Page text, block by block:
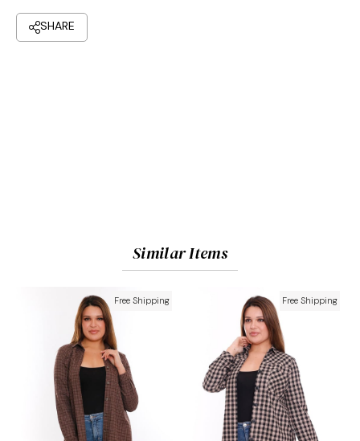
Similar Items
Free Shipping Free Shipping